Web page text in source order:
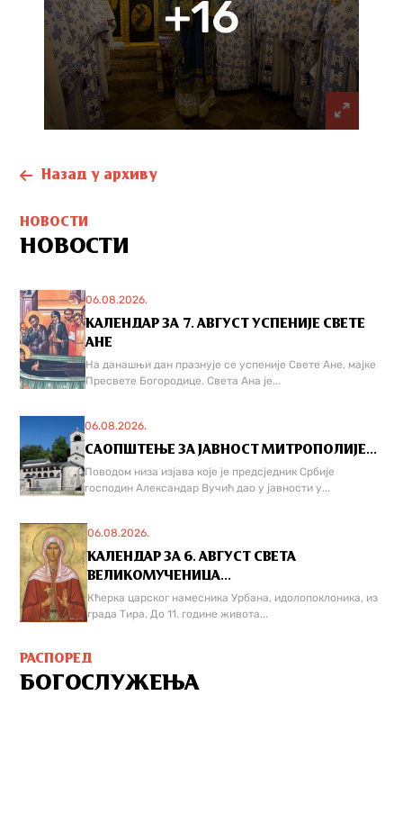
+16
Назад у архиву
НОВОСТИ
НОВОСТИ
06.08.2026.
КАЛЕНДАР ЗА 7. АВГУСТ УСПЕНИЈЕ СВЕТЕ
АНЕ
На данашњи дан празнује се успеније Свете Ане, мајке
Пресвете Богородице. Света Ана је...
06.08.2026.
САОПШТЕЊЕ ЗА ЈАВНОСТ МИТРОПОЛИЈЕ...
Поводом низа изјава које је предсједник Србије
господин Александар Вучић дао у јавности у...
06.08.2026.
КАЛЕНДАР ЗА 6. АВГУСТ СВЕТА
ВЕЛИКОМУЧЕНИЦА...
Кћерка царског намесника Урбана, идолопоклоника, из
града Тира. До 11. године живота...
РАСПОРЕД
БОГОСЛУЖЕЊА